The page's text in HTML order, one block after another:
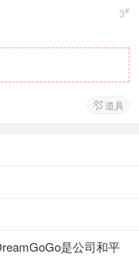
3#
 道具
是公司和平